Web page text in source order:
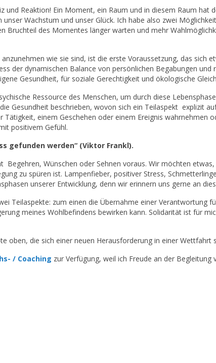
und Reaktion! Ein Moment, ein Raum und in diesem Raum hat
Wachstum und unser Glück. Ich habe also zwei
Bruchteil des Momentes länger warten und mehr
wie sie sind, ist die erste Voraussetzung, das sich
der dynamischen Balance von persönlichen Begabungen
Gesundheit, für soziale Gerechtigkeit und ökologische
Ressource des Menschen, um durch diese
Gesundheit beschrieben, wovon sich ein Teilaspekt explizit
einem Geschehen oder einem Ereignis
positivem Gefühl.
gefunden werden“ (Viktor Frankl).
Wünschen oder Sehnen voraus. Wir möchten
zu spüren ist. Lampenfieber, positiver Stress,
unserer Entwicklung, denn wir erinnern uns gerne an
Teilaspekte: zum einen die Übernahme einer Verantwortung
meines Wohlbefindens bewirken kann. Solidarität ist für
oben, die sich einer neuen Herausforderung in einer Wettfahrt
/ Coaching zur Verfügung, weil ich Freude an der